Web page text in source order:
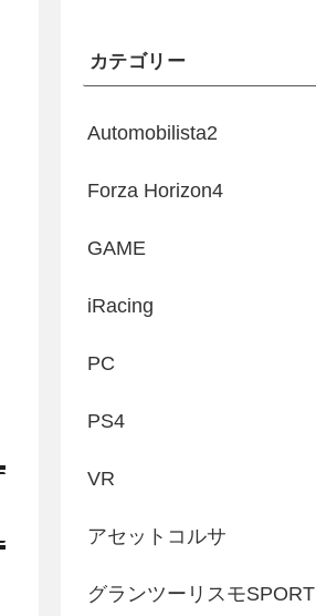
カテゴリー
Automobilista2
Forza Horizon4
GAME
iRacing
PC
PS4
VR
アセットコルサ
グランツーリスモSPORT